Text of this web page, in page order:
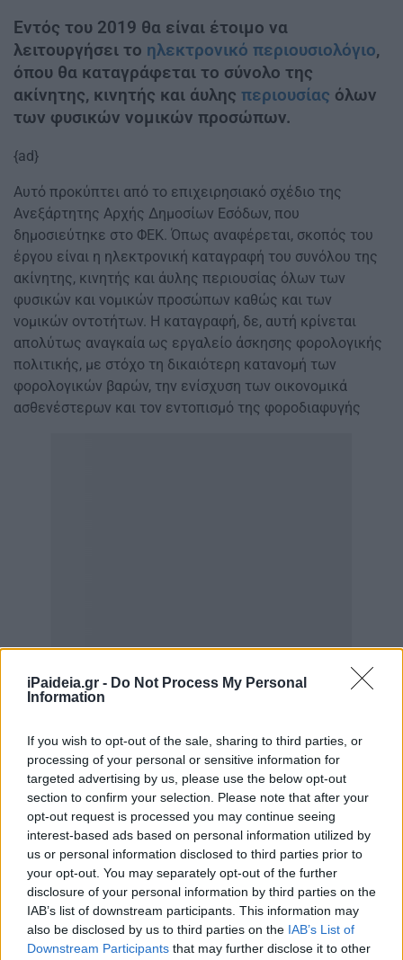
iPaideia.gr - Do Not Process My Personal
Information
If you wish to opt-out of the sale, sharing to third parties, or
processing of your personal or sensitive information for
targeted advertising by us, please use the below opt-out
section to confirm your selection. Please note that after your
opt-out request is processed you may continue seeing
interest-based ads based on personal information utilized by
us or personal information disclosed to third parties prior to
your opt-out. You may separately opt-out of the further
disclosure of your personal information by third parties on the
IAB’s list of downstream participants. This information may
also be disclosed by us to third parties on the IAB’s List of
Downstream Participants that may further disclose it to other
Εντός του 2019 θα είναι έτοιμο να
λειτουργήσει το ηλεκτρονικό περιουσιολόγιο,
όπου θα καταγράφεται το σύνολο της
ακίνητης, κινητής και άυλης περιουσίας όλων
των φυσικών νομικών προσώπων.
{ad}
Αυτό προκύπτει από το επιχειρησιακό σχέδιο της
Ανεξάρτητης Αρχής Δημοσίων Εσόδων, που
δημοσιεύτηκε στο ΦΕΚ. Όπως αναφέρεται, σκοπός του
έργου είναι η ηλεκτρονική καταγραφή του συνόλου της
ακίνητης, κινητής και άυλης περιουσίας όλων των
φυσικών και νομικών προσώπων καθώς και των
νομικών οντοτήτων. Η καταγραφή, δε, αυτή κρίνεται
απολύτως αναγκαία ως εργαλείο άσκησης φορολογικής
πολιτικής, με στόχο τη δικαιότερη κατανομή των
φορολογικών βαρών, την ενίσχυση των οικονομικά
ασθενέστερων και τον εντοπισμό της φοροδιαφυγής